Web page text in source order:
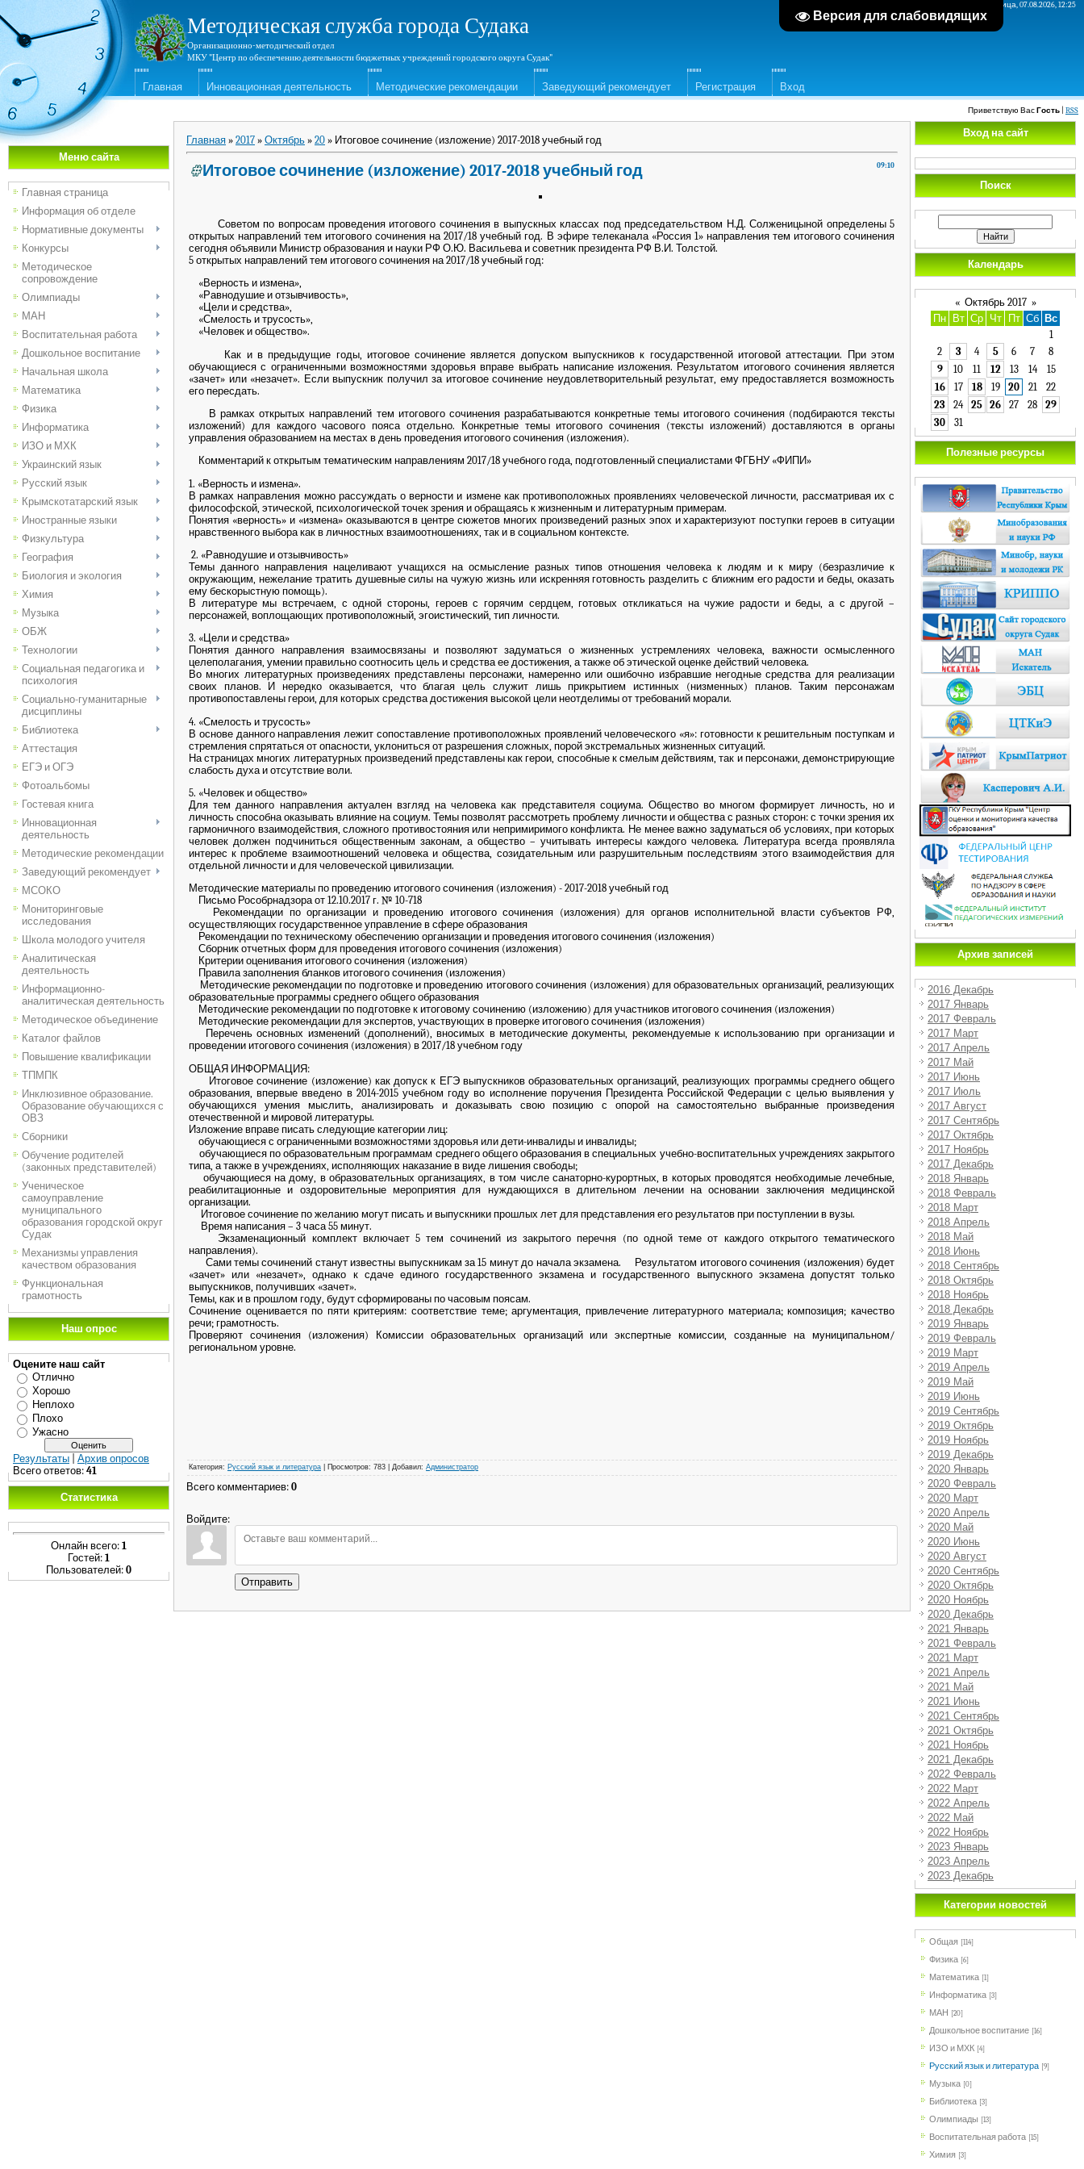
Версия для слабовидящих
Пятница, 07.08.2026, 12:25
Методическая служба города Судака
Организационно-методический отдел
МКУ "Центр по обеспечению деятельности бюджетных учреждений городского округа Судак"
Главная Инновационная деятельность Методические рекомендации Заведующий рекомендует Регистрация Вход
Приветствую ВасГость RSS
Меню сайта
Главная страница
Информация об отделе
Нормативные документы
Конкурсы
Методическое
сопровождение
Олимпиады
МАН
Воспитательная работа
Дошкольное воспитание
Начальная школа
Математика
Физика
Информатика
ИЗО и МХК
Украинский язык
Русский язык
Крымскотатарский язык
Иностранные языки
Физкультура
География
Биология и экология
Химия
Музыка
ОБЖ
Технологии
Социальная педагогика и
психология
Социально-гуманитарные
дисциплины
Библиотека
Аттестация
ЕГЭ и ОГЭ
Фотоальбомы
Гостевая книга
Инновационная
деятельность
Методические рекомендации
Заведующий рекомендует
МСОКО
Мониторинговые
исследования
Школа молодого учителя
Аналитическая
деятельность
Информационно-
аналитическая деятельность
Методическое объединение
Каталог файлов
Повышение квалификации
ТПМПК
Инклюзивное образование.
Образование обучающихся с
ОВЗ
Сборники
Обучение родителей
(законных представителей)
Ученическое
самоуправление
муниципального
образования городской округ
Судак
Механизмы управления
качеством образования
Функциональная
грамотность
Наш опрос
Оцените наш сайт
Отлично
Хорошо
Неплохо
Плохо
Ужасно
Результаты
Архив опросов
Всего ответов: 41
Статистика
Онлайн всего: 1
Гостей: 1
Пользователей: 0
Главная » 2017 » Октябрь » 20 » Итоговое сочинение (изложение) 2017-2018 учебный год
09:10
Итоговое сочинение (изложение) 2017-2018 учебный год
Советом по вопросам проведения итогового сочинения в выпускных классах под председательством Н.Д. Солженицыной определены 5
открытых направлений тем итогового сочинения на 2017/18 учебный год. В эфире телеканала «Россия 1» направления тем итогового сочинения
сегодня объявили Министр образования и науки РФ О.Ю. Васильева и советник президента РФ В.И. Толстой.
5 открытых направлений тем итогового сочинения на 2017/18 учебный год:
«Верность и измена»,
«Равнодушие и отзывчивость»,
«Цели и средства»,
«Смелость и трусость»,
«Человек и общество».
Как и в предыдущие годы, итоговое сочинение является допуском выпускников к государственной итоговой аттестации. При этом
обучающиеся с ограниченными возможностями здоровья вправе выбрать написание изложения. Результатом итогового сочинения является
«зачет» или «незачет». Если выпускник получил за итоговое сочинение неудовлетворительный результат, ему предоставляется возможность
его пересдать.
В рамках открытых направлений тем итогового сочинения разрабатываются конкретные темы итогового сочинения (подбираются тексты
изложений) для каждого часового пояса отдельно. Конкретные темы итогового сочинения (тексты изложений) доставляются в органы
управления образованием на местах в день проведения итогового сочинения (изложения).
Комментарий к открытым тематическим направлениям 2017/18 учебного года, подготовленный специалистами ФГБНУ «ФИПИ»
1. «Верность и измена».
В рамках направления можно рассуждать о верности и измене как противоположных проявлениях человеческой личности, рассматривая их с
философской, этической, психологической точек зрения и обращаясь к жизненным и литературным примерам.
Понятия «верность» и «измена» оказываются в центре сюжетов многих произведений разных эпох и характеризуют поступки героев в ситуации
нравственного выбора как в личностных взаимоотношениях, так и в социальном контексте.
2. «Равнодушие и отзывчивость»
Темы данного направления нацеливают учащихся на осмысление разных типов отношения человека к людям и к миру (безразличие к
окружающим, нежелание тратить душевные силы на чужую жизнь или искренняя готовность разделить с ближним его радости и беды, оказать
ему бескорыстную помощь).
В литературе мы встречаем, с одной стороны, героев с горячим сердцем, готовых откликаться на чужие радости и беды, а с другой –
персонажей, воплощающих противоположный, эгоистический, тип личности.
3. «Цели и средства»
Понятия данного направления взаимосвязаны и позволяют задуматься о жизненных устремлениях человека, важности осмысленного
целеполагания, умении правильно соотносить цель и средства ее достижения, а также об этической оценке действий человека.
Во многих литературных произведениях представлены персонажи, намеренно или ошибочно избравшие негодные средства для реализации
своих планов. И нередко оказывается, что благая цель служит лишь прикрытием истинных (низменных) планов. Таким персонажам
противопоставлены герои, для которых средства достижения высокой цели неотделимы от требований морали.
4. «Смелость и трусость»
В основе данного направления лежит сопоставление противоположных проявлений человеческого «я»: готовности к решительным поступкам и
стремления спрятаться от опасности, уклониться от разрешения сложных, порой экстремальных жизненных ситуаций.
На страницах многих литературных произведений представлены как герои, способные к смелым действиям, так и персонажи, демонстрирующие
слабость духа и отсутствие воли.
5. «Человек и общество»
Для тем данного направления актуален взгляд на человека как представителя социума. Общество во многом формирует личность, но и
личность способна оказывать влияние на социум. Темы позволят рассмотреть проблему личности и общества с разных сторон: с точки зрения их
гармоничного взаимодействия, сложного противостояния или непримиримого конфликта. Не менее важно задуматься об условиях, при которых
человек должен подчиниться общественным законам, а общество – учитывать интересы каждого человека. Литература всегда проявляла
интерес к проблеме взаимоотношений человека и общества, созидательным или разрушительным последствиям этого взаимодействия для
отдельной личности и для человеческой цивилизации.
Методические материалы по проведению итогового сочинения (изложения) - 2017-2018 учебный год
Письмо Рособрнадзора от 12.10.2017 г. № 10-718
Рекомендации по организации и проведению итогового сочинения (изложения) для органов исполнительной власти субъектов РФ,
осуществляющих государственное управление в сфере образования
Рекомендации по техническому обеспечению организации и проведения итогового сочинения (изложения)
Сборник отчетных форм для проведения итогового сочинения (изложения)
Критерии оценивания итогового сочинения (изложения)
Правила заполнения бланков итогового сочинения (изложения)
Методические рекомендации по подготовке и проведению итогового сочинения (изложения) для образовательных организаций, реализующих
образовательные программы среднего общего образования
Методические рекомендации по подготовке к итоговому сочинению (изложению) для участников итогового сочинения (изложения)
Методические рекомендации для экспертов, участвующих в проверке итогового сочинения (изложения)
Перечень основных изменений (дополнений), вносимых в методические документы, рекомендуемые к использованию при организации и
проведении итогового сочинения (изложения) в 2017/18 учебном году
ОБЩАЯ ИНФОРМАЦИЯ:
Итоговое сочинение (изложение) как допуск к ЕГЭ выпускников образовательных организаций, реализующих программы среднего общего
образования, впервые введено в 2014-2015 учебном году во исполнение поручения Президента Российской Федерации с целью выявления у
обучающихся умения мыслить, анализировать и доказывать свою позицию с опорой на самостоятельно выбранные произведения
отечественной и мировой литературы.
Изложение вправе писать следующие категории лиц:
обучающиеся с ограниченными возможностями здоровья или дети-инвалиды и инвалиды;
обучающиеся по образовательным программам среднего общего образования в специальных учебно-воспитательных учреждениях закрытого
типа, а также в учреждениях, исполняющих наказание в виде лишения свободы;
обучающиеся на дому, в образовательных организациях, в том числе санаторно-курортных, в которых проводятся необходимые лечебные,
реабилитационные и оздоровительные мероприятия для нуждающихся в длительном лечении на основании заключения медицинской
организации.
Итоговое сочинение по желанию могут писать и выпускники прошлых лет для представления его результатов при поступлении в вузы.
Время написания – 3 часа 55 минут.
Экзаменационный комплект включает 5 тем сочинений из закрытого перечня (по одной теме от каждого открытого тематического
направления).
Сами темы сочинений станут известны выпускникам за 15 минут до начала экзамена. Результатом итогового сочинения (изложения) будет
«зачет» или «незачет», однако к сдаче единого государственного экзамена и государственного выпускного экзамена допустят только
выпускников, получивших «зачет».
Темы, как и в прошлом году, будут сформированы по часовым поясам.
Сочинение оценивается по пяти критериям: соответствие теме; аргументация, привлечение литературного материала; композиция; качество
речи; грамотность.
Проверяют сочинения (изложения) Комиссии образовательных организаций или экспертные комиссии, созданные на муниципальном/
региональном уровне.
Категория: Русский язык и литература Просмотров: 783 Добавил: Администратор
Всего комментариев: 0
Войдите:
Отправить
Вход на сайт
Поиск
Календарь
« Октябрь 2017 »
Пн
Вт Ср Чт Пт Сб Вс
1
2
3 4 5 6 7
8
9
10 11 12 13 14
15
16
17 18 19 20 21
22
23
24 25 26 27 28
29
30
31
Полезные ресурсы
Архив записей
2016 Декабрь
2017 Январь
2017 Февраль
2017 Март
2017 Апрель
2017 Май
2017 Июнь
2017 Июль
2017 Август
2017 Сентябрь
2017 Октябрь
2017 Ноябрь
2017 Декабрь
2018 Январь
2018 Февраль
2018 Март
2018 Апрель
2018 Май
2018 Июнь
2018 Сентябрь
2018 Октябрь
2018 Ноябрь
2018 Декабрь
2019 Январь
2019 Февраль
2019 Март
2019 Апрель
2019 Май
2019 Июнь
2019 Сентябрь
2019 Октябрь
2019 Ноябрь
2019 Декабрь
2020 Январь
2020 Февраль
2020 Март
2020 Апрель
2020 Май
2020 Июнь
2020 Август
2020 Сентябрь
2020 Октябрь
2020 Ноябрь
2020 Декабрь
2021 Январь
2021 Февраль
2021 Март
2021 Апрель
2021 Май
2021 Июнь
2021 Сентябрь
2021 Октябрь
2021 Ноябрь
2021 Декабрь
2022 Февраль
2022 Март
2022 Апрель
2022 Май
2022 Ноябрь
2023 Январь
2023 Апрель
2023 Декабрь
Категории новостей
Общая [114]
Физика [6]
Математика [1]
Информатика [3]
МАН [20]
Дошкольное воспитание [16]
ИЗО и МХК [4]
Русский язык и литература [9]
Музыка [0]
Библиотека [3]
Олимпиады [13]
Воспитательная работа [15]
Химия [3]